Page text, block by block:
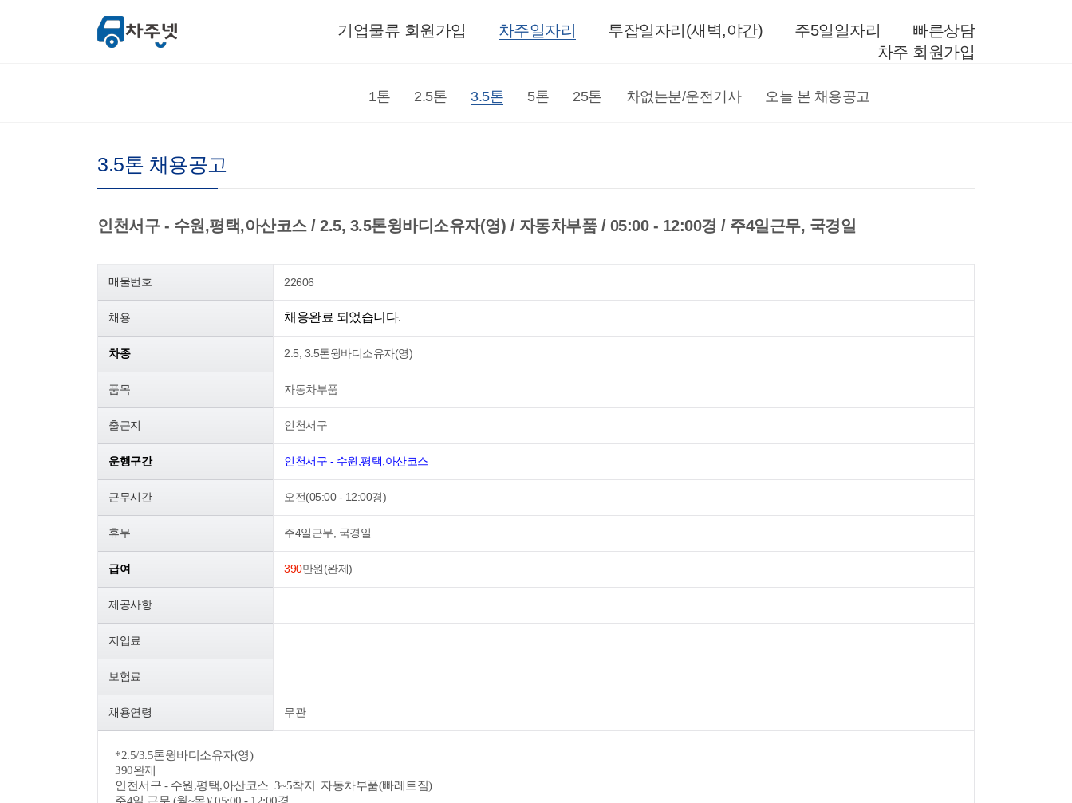
빠른상담
주5일일자리
투잡일자리(새벽,야간)
차주일자리
기업물류 회원가입
차주 회원가입
1톤 2.5톤 3.5톤 5톤 25톤 차없는분/운전기사 오늘 본 채용공고
3.5톤 채용공고
인천서구 - 수원,평택,아산코스 / 2.5, 3.5톤윙바디소유자(영) / 자동차부품 / 05:00 - 12:00경 / 주4일근무, 국경일
매물번호 22606
채용 채용완료 되었습니다.
차종 2.5, 3.5톤윙바디소유자(영)
품목 자동차부품
출근지 인천서구
운행구간 인천서구 - 수원,평택,아산코스
근무시간 오전(05:00 - 12:00경)
휴무 주4일근무, 국경일
급여 390만원(완제)
제공사항
지입료
보험료
채용연령 무관
*2.5/3.5톤윙바디소유자(영)
390완제
인천서구 - 수원,평택,아산코스 3~5착지 자동차부품(빠레트짐)
주4일 근무 (월~목)/ 05:00 - 12:00경